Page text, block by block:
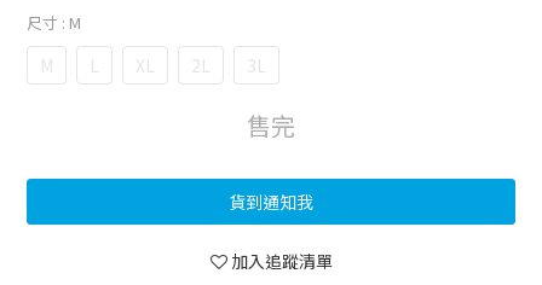
尺寸 : M
M L XL 2L 3L
售完
貨到通知我
加入追蹤清單